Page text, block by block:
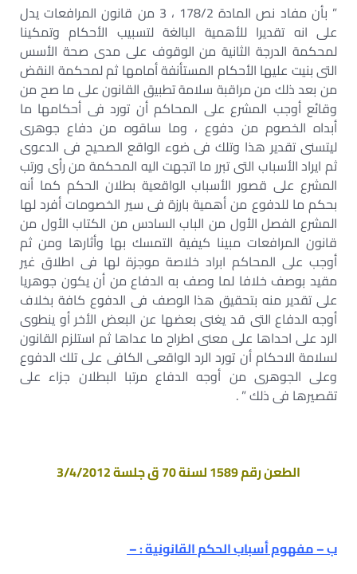
” بأن مفاد نص المادة 178/2 ، 3 من قانون المرافعات يدل
على انه تقديرا للأهمية البالغة لتسبيب الأحكام وتمكينا
لمحكمة الدرجة الثانية من الوقوف على مدى صحة الأسس
التى بنيت عليها الأحكام المستأنفة أمامها ثم لمحكمة النقض
من بعد ذلك من مراقبة سلامة تطبيق القانون على ما صح من
وقائع أوجب المشرع على المحاكم أن تورد فى أحكامها ما
أبداه الخصوم من دفوع ، وما ساقوه من دفاع جوهرى
ليتسنى تقدير هذا وتلك فى ضوء الواقع الصحيح فى الدعوى
ثم ايراد الأسباب التى تبرر ما اتجهت اليه المحكمة من رأى ورتب
المشرع على قصور الأسباب الواقعية بطلان الحكم كما أنه
بحكم ما للدفوع من أهمية بارزة فى سير الخصومات أفرد لها
المشرع الفصل الأول من الباب السادس من الكتاب الأول من
قانون المرافعات مبينا كيفية التمسك بها وأثارها ومن ثم
أوجب على المحاكم ابراد خلاصة موجزة لها فى اطلاق غير
مقيد بوصف خلافا لما وصف به الدفاع من أن يكون جوهريا
على تقدير منه بتحقيق هذا الوصف فى الدفوع كافة بخلاف
أوجه الدفاع التى قد يغنى بعضها عن البعض الأخر أو ينطوى
الرد على احداها على معنى اطراح ما عداها ثم استلزم القانون
لسلامة الاحكام أن تورد الرد الواقعى الكافى على تلك الدفوع
وعلى الجوهرى من أوجه الدفاع مرتبا البطلان جزاء على
تقصيرها فى ذلك ” .
الطعن رقم 1589 لسنة 70 ق جلسة 3/4/2012
ب – مفهوم أسباب الحكم القانونية : –